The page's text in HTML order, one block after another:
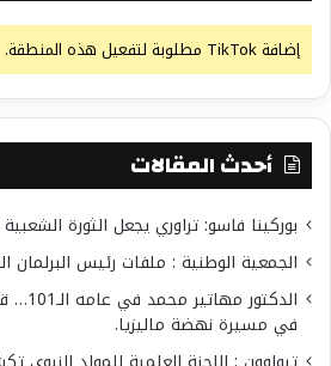
إضافة TikTok مطلوبة لتفعيل هذه المنطقة.
أحدث المقالات
بوركينا فاسو: تراوري يجعل الثورة
الجمعية الوطنية : ملفات رئيس
في مسيرة نهضة ماليزيا.